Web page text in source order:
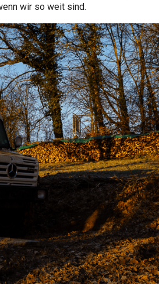
wir so weit sind.